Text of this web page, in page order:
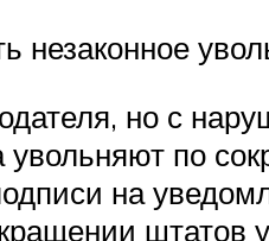
незаконное
но с
по
на
штатов